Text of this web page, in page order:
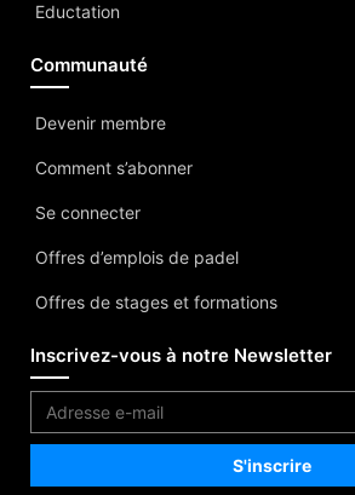
Eductation
Communauté
Devenir membre
Comment s’abonner
Se connecter
Offres d’emplois de padel
Offres de stages et formations
Inscrivez-vous à notre Newsletter